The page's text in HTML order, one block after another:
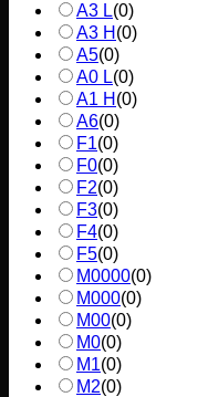
A3 L(0)
A3 H (0)
A5(0)
A0 L(0)
A1 H (0)
A6(0)
F1(0)
F0(0)
F2(0)
F3(0)
F4(0)
F5(0)
M0000(0)
M000(0)
M00(0)
M0(0)
M1(0)
M2(0)